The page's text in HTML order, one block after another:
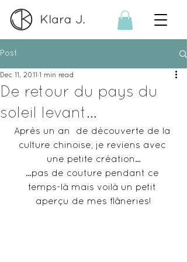
Post
De retour du pays du
soleil levant…
Dec 11, 2011 1 min read
Après un an  de découverte de la
culture chinoise, je reviens avec
une petite création…
…pas de couture pendant ce
temps-là mais voilà un petit
aperçu de mes flâneries!